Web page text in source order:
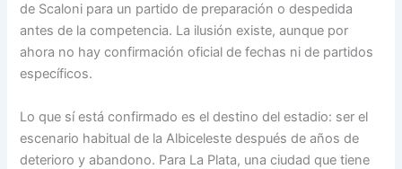
de Scaloni para un partido de preparación o despedida
antes de la competencia. La ilusión existe, aunque por
ahora no hay confirmación oficial de fechas ni de partidos
específicos.
Lo que sí está confirmado es el destino del estadio: ser el
escenario habitual de la Albiceleste después de años de
deterioro y abandono. Para La Plata, una ciudad que tiene